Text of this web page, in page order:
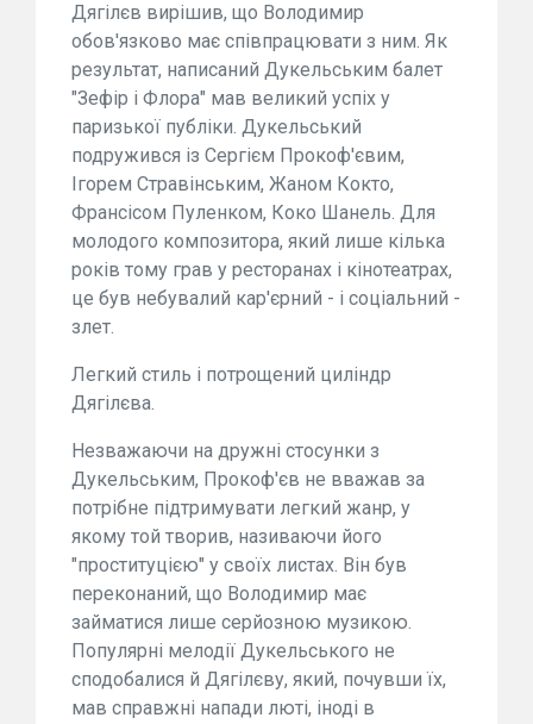
Дягілєв вирішив, що Володимир
обов'язково має співпрацювати з ним. Як
результат, написаний Дукельським балет
"Зефір і Флора" мав великий успіх у
паризької публіки. Дукельський
подружився із Сергієм Прокоф'євим,
Ігорем Стравінським, Жаном Кокто,
Франсісом Пуленком, Коко Шанель. Для
молодого композитора, який лише кілька
років тому грав у ресторанах і кінотеатрах,
це був небувалий кар'єрний - і соціальний -
злет.
Легкий стиль і потрощений циліндр
Дягілєва.
Незважаючи на дружні стосунки з
Дукельським, Прокоф'єв не вважав за
потрібне підтримувати легкий жанр, у
якому той творив, називаючи його
"проституцією" у своїх листах. Він був
переконаний, що Володимир має
займатися лише серйозною музикою.
Популярні мелодії Дукельського не
сподобалися й Дягілєву, який, почувши їх,
мав справжні напади люті, іноді в